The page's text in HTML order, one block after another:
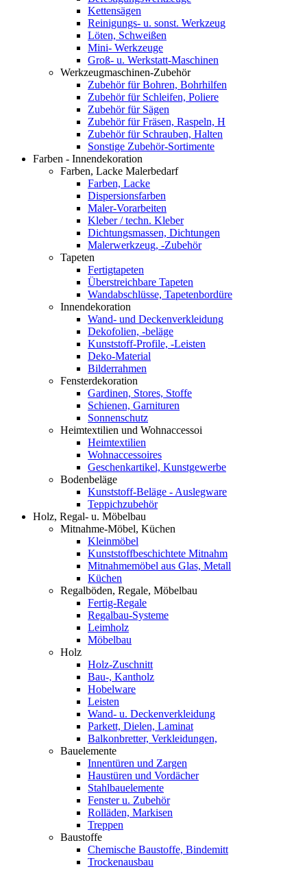
Kettensägen
Reinigungs- u. sonst. Werkzeug
Löten, Schweißen
Mini- Werkzeuge
Groß- u. Werkstatt-Maschinen
Werkzeugmaschinen-Zubehör
Zubehör für Bohren, Bohrhilfen
Zubehör für Schleifen, Poliere
Zubehör für Sägen
Zubehör für Fräsen, Raspeln, H
Zubehör für Schrauben, Halten
Sonstige Zubehör-Sortimente
Farben - Innendekoration
Farben, Lacke Malerbedarf
Farben, Lacke
Dispersionsfarben
Maler-Vorarbeiten
Kleber / techn. Kleber
Dichtungsmassen, Dichtungen
Malerwerkzeug, -Zubehör
Tapeten
Fertigtapeten
Überstreichbare Tapeten
Wandabschlüsse, Tapetenbordüre
Innendekoration
Wand- und Deckenverkleidung
Dekofolien, -beläge
Kunststoff-Profile, -Leisten
Deko-Material
Bilderrahmen
Fensterdekoration
Gardinen, Stores, Stoffe
Schienen, Garnituren
Sonnenschutz
Heimtextilien und Wohnaccessoi
Heimtextilien
Wohnaccessoires
Geschenkartikel, Kunstgewerbe
Bodenbeläge
Kunststoff-Beläge - Auslegware
Teppichzubehör
Holz, Regal- u. Möbelbau
Mitnahme-Möbel, Küchen
Kleinmöbel
Kunststoffbeschichtete Mitnahm
Mitnahmemöbel aus Glas, Metall
Küchen
Regalböden, Regale, Möbelbau
Fertig-Regale
Regalbau-Systeme
Leimholz
Möbelbau
Holz
Holz-Zuschnitt
Bau-, Kantholz
Hobelware
Leisten
Wand- u. Deckenverkleidung
Parkett, Dielen, Laminat
Balkonbretter, Verkleidungen,
Bauelemente
Innentüren und Zargen
Haustüren und Vordächer
Stahlbauelemente
Fenster u. Zubehör
Rolläden, Markisen
Treppen
Baustoffe
Chemische Baustoffe, Bindemitt
Trockenausbau